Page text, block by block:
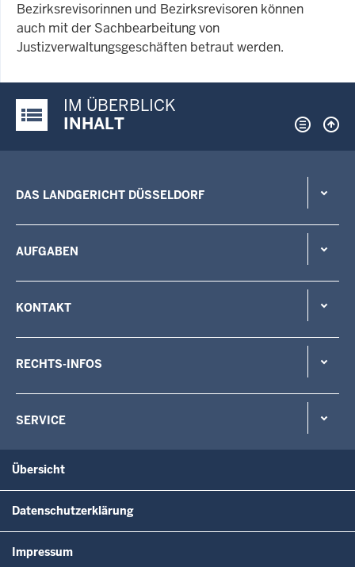
Bezirksrevisorinnen und Bezirksrevisoren können
auch mit der Sachbearbeitung von
Justizverwaltungsgeschäften betraut werden.
Justiz-Portal im Überblick:
IM ÜBERBLICK
INHALT
DAS LANDGERICHT DÜSSELDORF
AUFGABEN
KONTAKT
RECHTS-INFOS
SERVICE
Übersicht
Datenschutzerklärung
Impressum